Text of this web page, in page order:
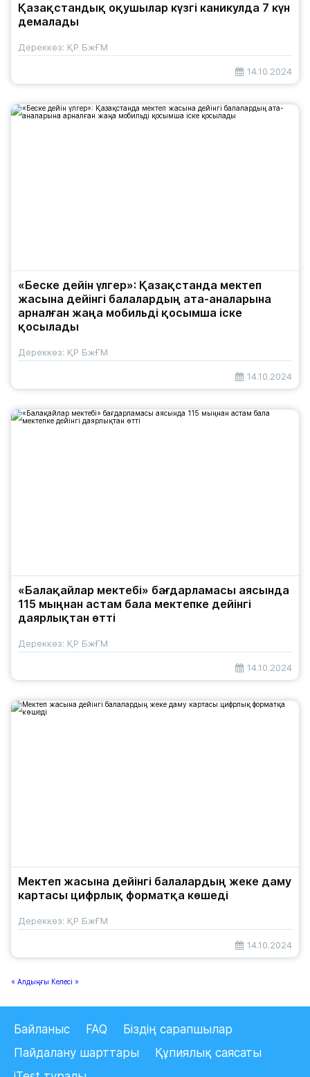
Қазақстандық оқушылар күзгі каникулда 7 күн
демалады
Дереккөз: ҚР БжҒМ
14.10.2024
«Беске дейін үлгер»: Қазақстанда мектеп
жасына дейінгі балалардың ата-аналарына
арналған жаңа мобильді қосымша іске
қосылады
Дереккөз: ҚР БжҒМ
14.10.2024
«Балақайлар мектебі» бағдарламасы аясында
115 мыңнан астам бала мектепке дейінгі
даярлықтан өтті
Дереккөз: ҚР БжҒМ
14.10.2024
Мектеп жасына дейінгі балалардың жеке даму
картасы цифрлық форматқа көшеді
Дереккөз: ҚР БжҒМ
14.10.2024
« Алдыңғы Келесі »
Байланыс FAQ
Біздің сарапшылар
Пайдалану шарттары
Құпиялық саясаты